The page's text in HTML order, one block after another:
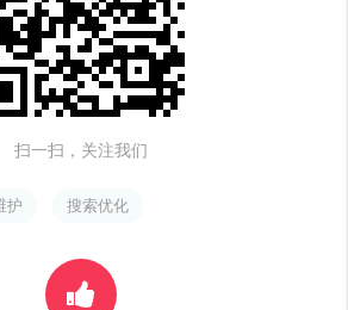
扫一扫，关注我们
护 搜索优化